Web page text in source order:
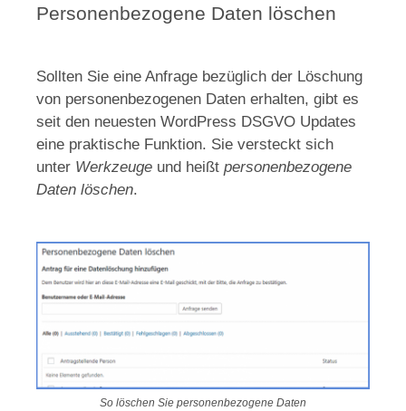
Personenbezogene Daten löschen
Sollten Sie eine Anfrage bezüglich der Löschung
von personenbezogenen Daten erhalten, gibt es
seit den neuesten WordPress DSGVO Updates
eine praktische Funktion. Sie versteckt sich
unter Werkzeuge und heißt personenbezogene
Daten löschen.
So löschen Sie personenbezogene Daten